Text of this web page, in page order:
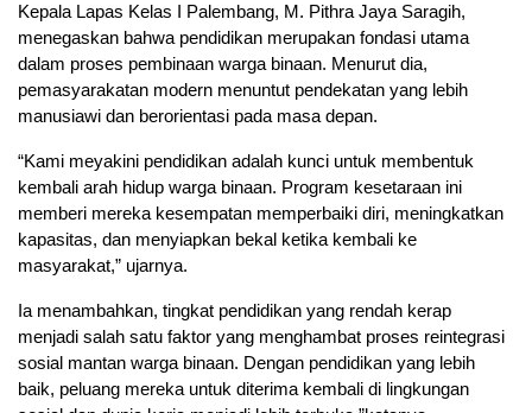
Kepala Lapas Kelas I Palembang, M. Pithra Jaya Saragih,
menegaskan bahwa pendidikan merupakan fondasi utama
dalam proses pembinaan warga binaan. Menurut dia,
pemasyarakatan modern menuntut pendekatan yang lebih
manusiawi dan berorientasi pada masa depan.
“Kami meyakini pendidikan adalah kunci untuk membentuk
kembali arah hidup warga binaan. Program kesetaraan ini
memberi mereka kesempatan memperbaiki diri, meningkatkan
kapasitas, dan menyiapkan bekal ketika kembali ke
masyarakat,” ujarnya.
Ia menambahkan, tingkat pendidikan yang rendah kerap
menjadi salah satu faktor yang menghambat proses reintegrasi
sosial mantan warga binaan. Dengan pendidikan yang lebih
baik, peluang mereka untuk diterima kembali di lingkungan